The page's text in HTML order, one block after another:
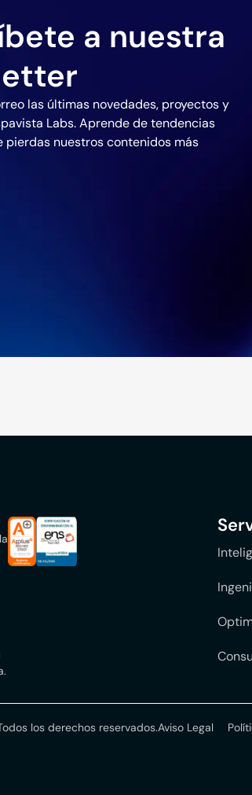
a nuestra
las últimas novedades, proyectos y
Labs. Aprende de tendencias
pierdas nuestros contenidos más
los derechos reservados.Aviso Legal